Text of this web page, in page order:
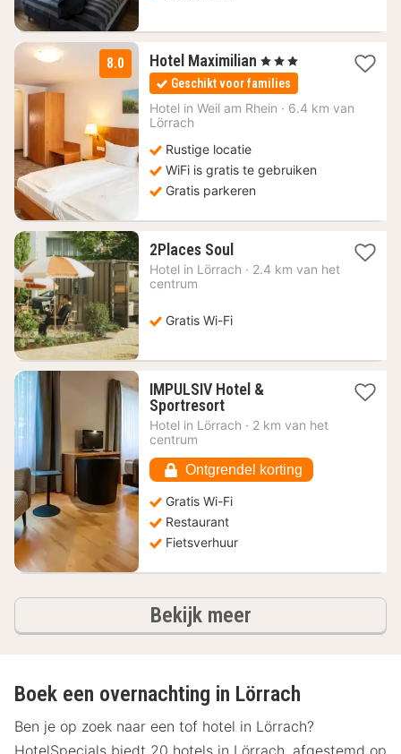
8.0 Hotel Maximilian 1
nacht
vanaf
114,40
, 3 Sterren
Geschikt voor families
Hotel in Weil am Rhein · 6.4 km van
Lörrach
Rustige locatie
WiFi is gratis te gebruiken
Gratis parkeren
2Places Soul1
nacht
€
Hotel in Lörrach · 2.4 km van het
centrum
Gratis Wi-Fi
IMPULSIV Hotel &
Sportresort1
nacht
€
Hotel in Lörrach · 2 km van het
centrum
Ontgrendel korting
Gratis Wi-Fi
Restaurant
Fietsverhuur
Bekijk meerhotels
Boek een overnachting in Lörrach
Ben je op zoek naar een tof hotel in Lörrach?